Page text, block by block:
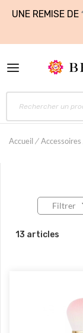
UNE REMISE DE
Accueil Accessoires
Filtrer
13 articles